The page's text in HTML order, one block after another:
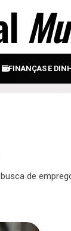
FINANÇAS E
de